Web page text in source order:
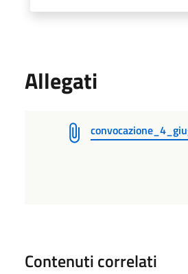
Allegati
Contenuti correlati